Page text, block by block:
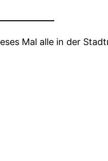
Mal alle in der